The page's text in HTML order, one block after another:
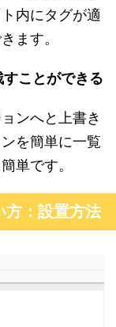
内にタグが適
ます。
ことができる
ンへと上書き
を簡単に一覧
単です。
：設置方法